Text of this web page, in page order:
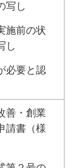
写し
施前の状
し
必要と認
善・創業
請書（様